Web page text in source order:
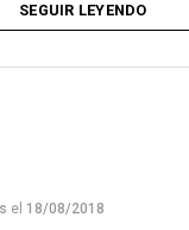
SEGUIR LEYENDO
el 18/08/2018